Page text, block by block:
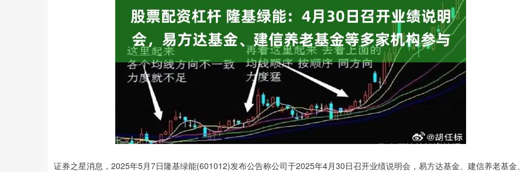
证券之星消息，2025年5月7日隆基绿能(601012)发布公告称公司于2025年4月30日召开业绩说明会，易方达基金、建信养老基金